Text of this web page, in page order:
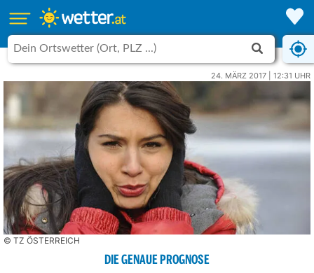
24. MÄRZ 2017 | 12:31 UHR
© TZ ÖSTERREICH
DIE GENAUE PROGNOSE